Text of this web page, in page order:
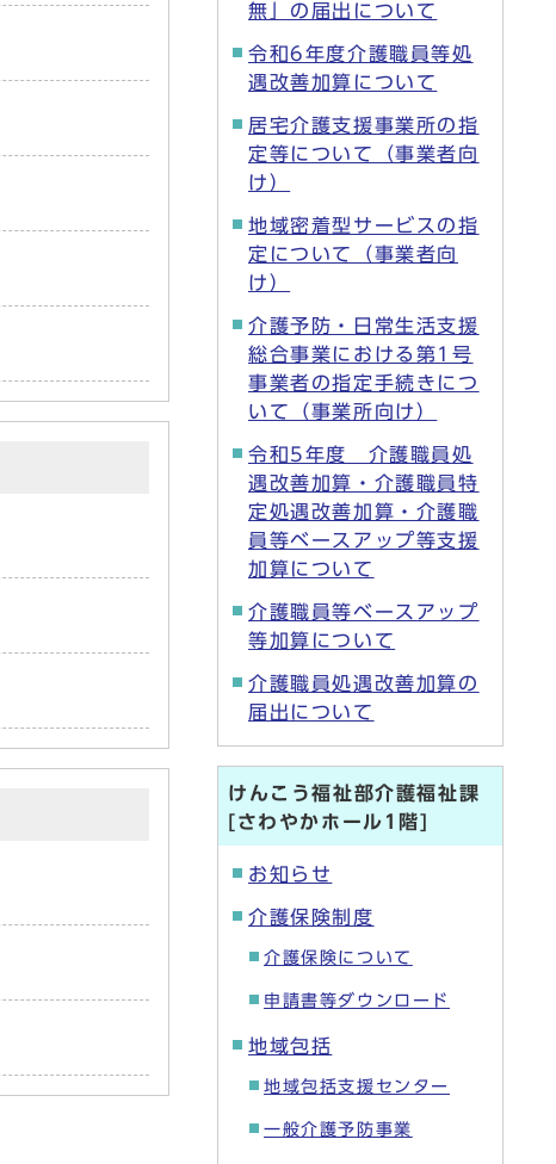
無」の届出について
令和6年度介護職員等処
遇改善加算について
居宅介護支援事業所の指
定等について（事業者向
け）
地域密着型サービスの指
定について（事業者向
け）
介護予防・日常生活支援
総合事業における第1号
事業者の指定手続きにつ
いて（事業所向け）
令和5年度 介護職員処
遇改善加算・介護職員特
定処遇改善加算・介護職
員等ベースアップ等支援
加算について
介護職員等ベースアップ
等加算について
介護職員処遇改善加算の
届出について
けんこう福祉部介護福祉課
[さわやかホール1階]
お知らせ
介護保険制度
介護保険について
申請書等ダウンロード
地域包括
地域包括支援センター
一般介護予防事業